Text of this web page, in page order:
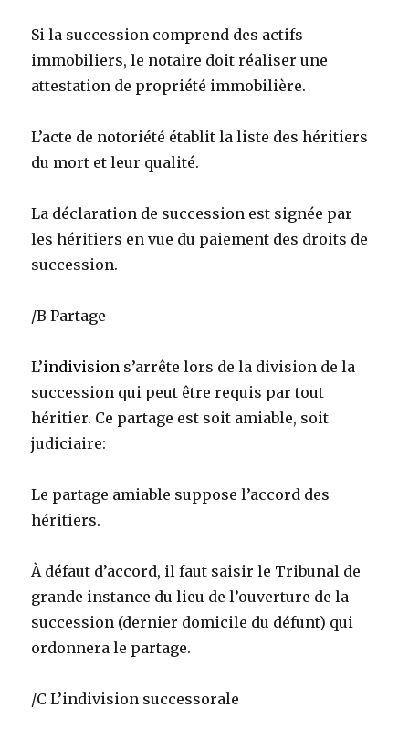
Si la succession comprend des actifs
immobiliers, le notaire doit réaliser une
attestation de propriété immobilière.
L’acte de notoriété établit la liste des héritiers
du mort et leur qualité.
La déclaration de succession est signée par
les héritiers en vue du paiement des droits de
succession.
/B Partage
L’indivision s’arrête lors de la division de la
succession qui peut être requis par tout
héritier. Ce partage est soit amiable, soit
judiciaire:
Le partage amiable suppose l’accord des
héritiers.
À défaut d’accord, il faut saisir le Tribunal de
grande instance du lieu de l’ouverture de la
succession (dernier domicile du défunt) qui
ordonnera le partage.
/C L’indivision successorale